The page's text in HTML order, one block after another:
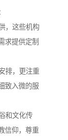
，这些机构
求提供定制
排，更注重
致入微的服
和文化传
信仰，尊重